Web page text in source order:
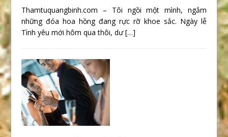
Thamtuquangbinh.com – Tôi ngồi một mình, ngắm
những đóa hoa hồng đang rực rỡ khoe sắc. Ngày lễ
Tình yêu mới hôm qua thôi, dư[…]